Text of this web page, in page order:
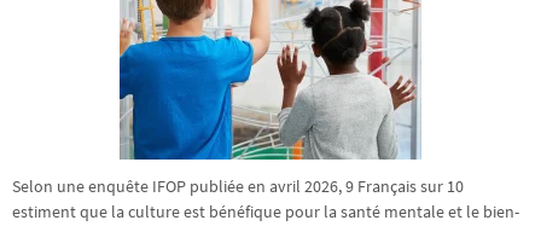
Selon une enquête IFOP publiée en avril 2026, 9 Français sur 10
estiment que la culture est bénéfique pour la santé mentale et le bien-